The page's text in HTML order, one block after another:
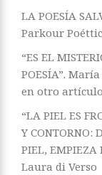
LA POESÍA
Parkour
“ES EL
POESÍA”.
en otro
“LA PIEL ES
Y CONTORNO:
PIEL, EMPIEZA
Laura di Verso